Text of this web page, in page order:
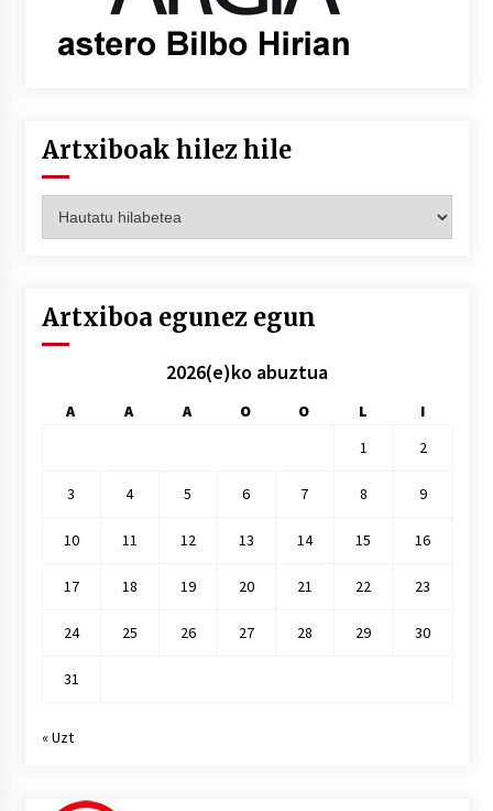
Artxiboak hilez hile
hilez
Artxiboa egunez egun
2026(e)ko abuztua
A A A O O L
I
1
2
3 4 5 6 7 8 9
10 11 12 13 14 15 16
17 18 19 20 21 22 23
24 25 26 27 28 29 30
31
« Uzt